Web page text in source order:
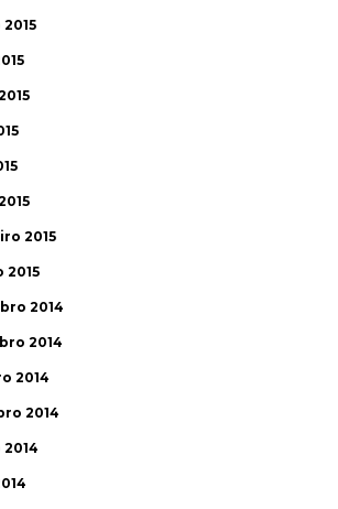
2015
2015
2014
2014
2014
2014